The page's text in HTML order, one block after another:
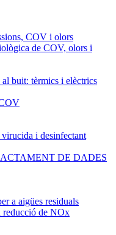
COV i olors
de COV, olors i
al buit: tèrmics i elèctrics
i desinfectant
DE DADES
a aigües residuals
de NOx